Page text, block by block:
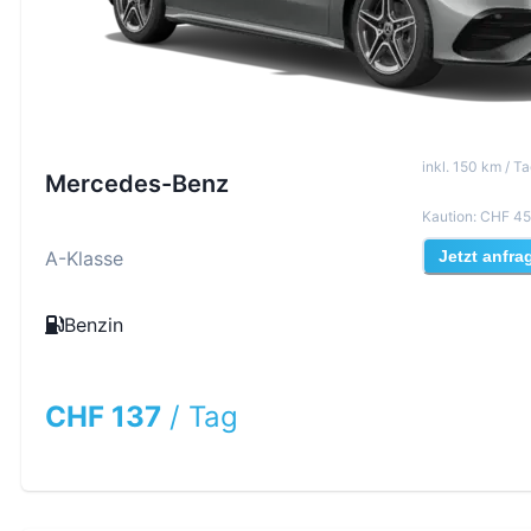
Mercedes-Benz
A-Klasse
Benzin
CHF 137 / Tag
inkl. 150 km /
Kaution: CHF
Jetzt